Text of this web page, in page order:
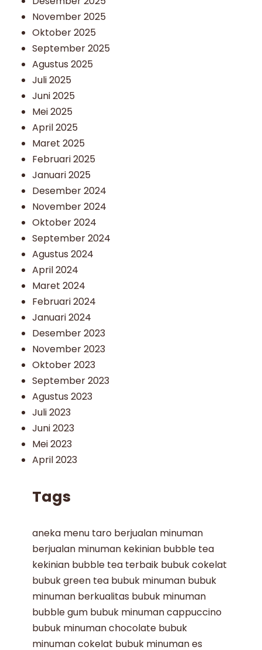
November 2025
Oktober 2025
September 2025
Agustus 2025
Juli 2025
Juni 2025
Mei 2025
April 2025
Maret 2025
Februari 2025
Januari 2025
Desember 2024
November 2024
Oktober 2024
September 2024
Agustus 2024
April 2024
Maret 2024
Februari 2024
Januari 2024
Desember 2023
November 2023
Oktober 2023
September 2023
Agustus 2023
Juli 2023
Juni 2023
Mei 2023
April 2023
Tags
aneka menu taro berjualan minuman
berjualan minuman kekinian bubble tea
kekinian bubble tea terbaik bubuk cokelat
bubuk green tea bubuk minuman bubuk
minuman berkualitas bubuk minuman
bubble gum bubuk minuman cappuccino
bubuk minuman chocolate bubuk
minuman cokelat bubuk minuman es